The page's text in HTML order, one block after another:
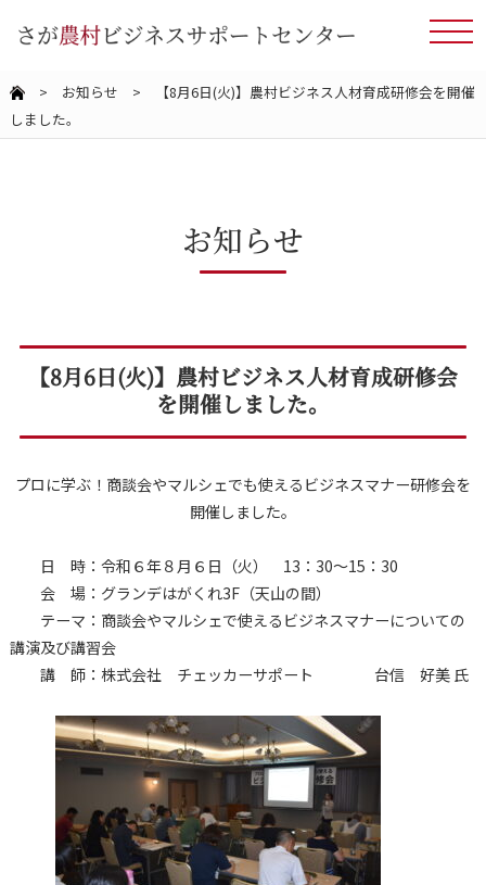
> お知らせ > 【8月6日(火)】農村ビジネス人材育成研修会を開催
しました。
お知らせ
【8月6日(火)】農村ビジネス人材育成研修会
を開催しました。
プロに学ぶ！商談会やマルシェでも使えるビジネスマナー研修会を
開催しました。
日 時：令和６年８月６日（火） 13：30～15：30
会 場：グランデはがくれ3F（天山の間）
テーマ：商談会やマルシェで使えるビジネスマナーについての
講演及び講習会
講 師：株式会社 チェッカーサポート 台信 好美 氏